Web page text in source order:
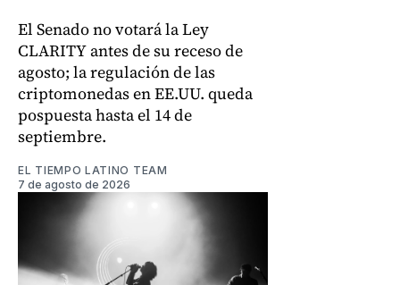
El Senado no votará la Ley
CLARITY antes de su receso de
agosto; la regulación de las
criptomonedas en EE.UU. queda
pospuesta hasta el 14 de
septiembre.
EL TIEMPO LATINO TEAM
7 de agosto de 2026